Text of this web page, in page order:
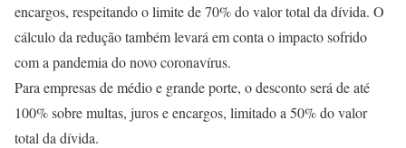
encargos, respeitando o limite de 70% do valor total da dívida. O
cálculo da redução também levará em conta o impacto sofrido
com a pandemia do novo coronavírus.
Para empresas de médio e grande porte, o desconto será de até
100% sobre multas, juros e encargos, limitado a 50% do valor
total da dívida.